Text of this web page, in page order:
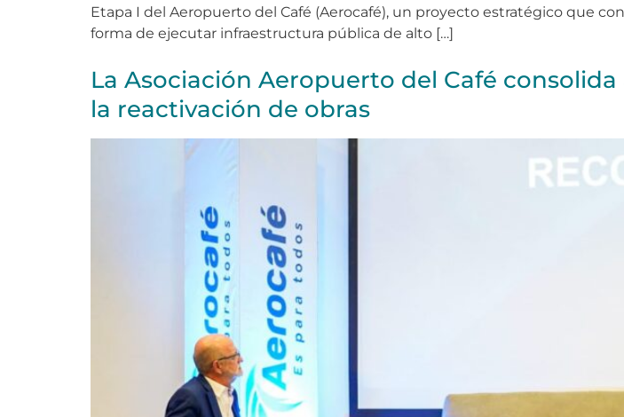
Etapa I del Aeropuerto del Café (Aerocafé), un proyecto estratégico que
forma de ejecutar infraestructura pública de alto […]
La Asociación Aeropuerto del Café
la reactivación de obras